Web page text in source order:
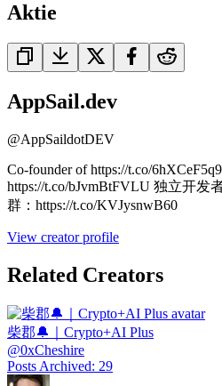
Aktie
AppSail.dev
@AppSaildotDEV
Co-founder of https://t.co/
https://t.co/bJvmBtFVLU 独立开发
群：https://t.co/KVJysnwB60
View creator profile
Related Creators
柴郡🔔｜Crypto+AI Plus
@0xCheshire
Posts Archived: 29